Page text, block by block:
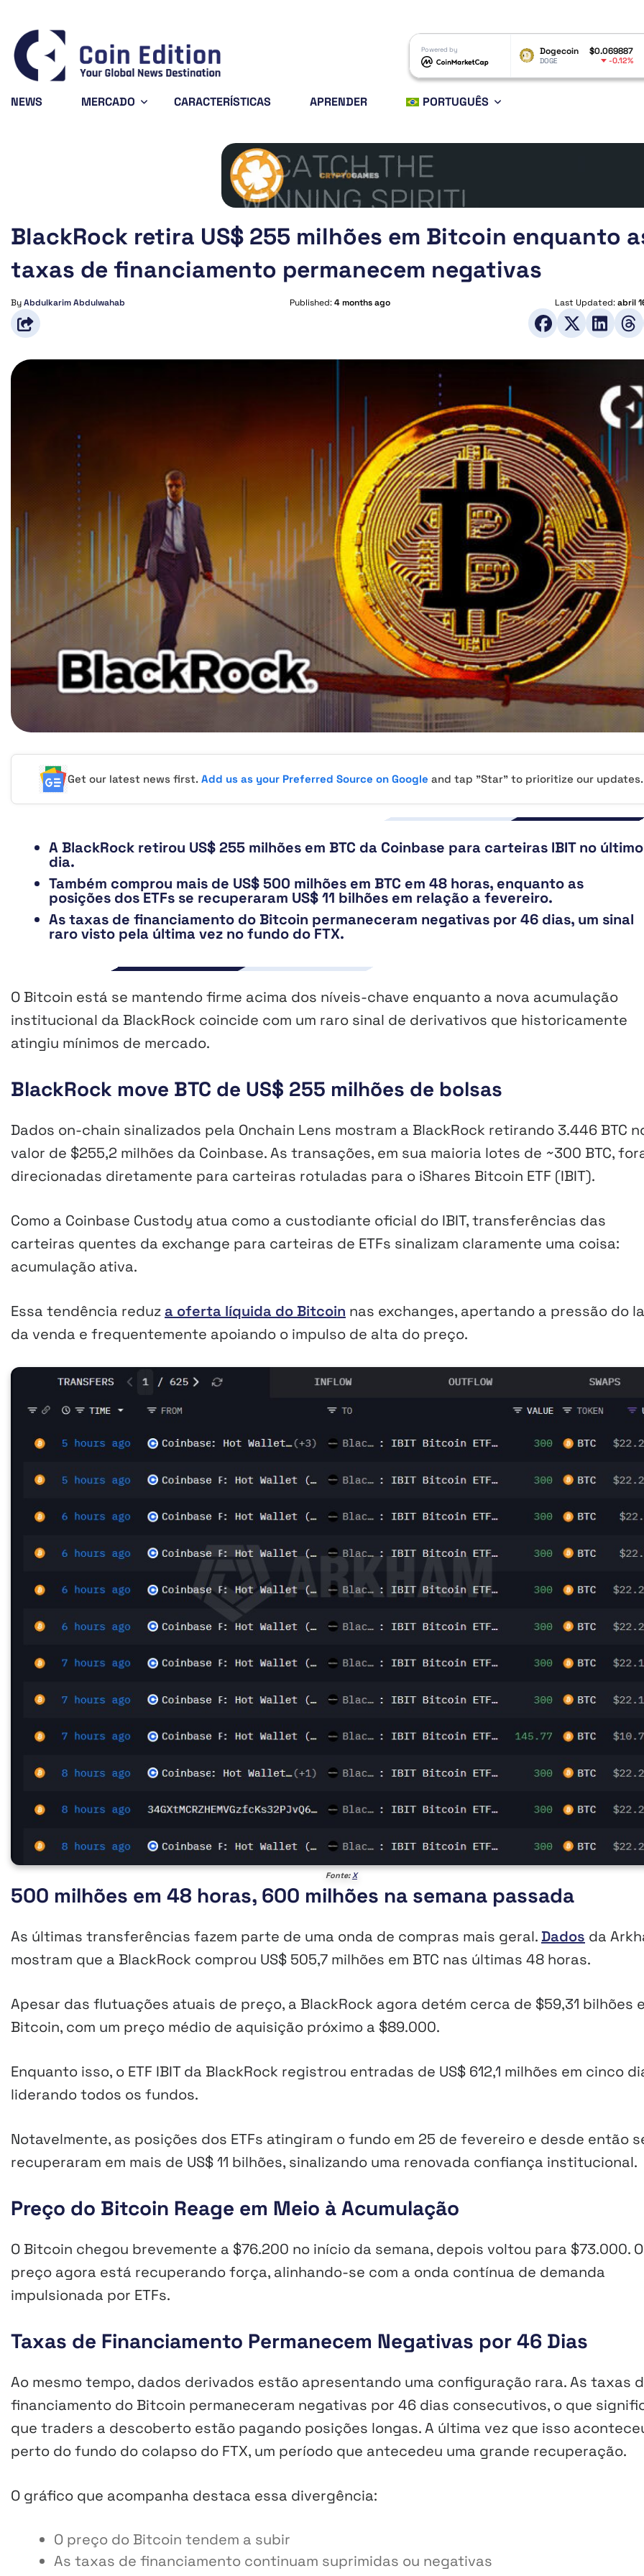
Powered by
Bitcoin $64,806.49
BTC
Dogecoin $0.069887
DOGE -0.12%
Ethereum
ETH
NEWS MERCADO CARACTERÍSTICAS APRENDER PORTUGUÊS
BlackRock retira US$ 255 milhões em Bitcoin enquanto
taxas de financiamento permanecem negativas
ByAbdulkarim Abdulwahab Published:4 months ago Last Updated:abril
Get our latest news first.Add us as your Preferred Source on Google and tap "Star" to prioritize our updates.
A BlackRock retirou US$ 255 milhões em BTC da Coinbase para carteiras IBIT no último
dia.
Também comprou mais de US$ 500 milhões em BTC em 48 horas, enquanto as
posições dos ETFs se recuperaram US$ 11 bilhões em relação a fevereiro.
As taxas de financiamento do Bitcoin permaneceram negativas por 46 dias, um sinal
raro visto pela última vez no fundo do FTX.
O Bitcoin está se mantendo firme acima dos níveis-chave enquanto a nova acumulação
institucional da BlackRock coincide com um raro sinal de derivativos que historicamente
atingiu mínimos de mercado.
BlackRock move BTC de US$ 255 milhões de bolsas
Dados on-chain sinalizados pela Onchain Lens mostram a BlackRock retirando 3.446 BTC
valor de $255,2 milhões da Coinbase. As transações, em sua maioria lotes de ~300 BTC,
direcionadas diretamente para carteiras rotuladas para o iShares Bitcoin ETF (IBIT).
Como a Coinbase Custody atua como a custodiante oficial do IBIT, transferências das
carteiras quentes da exchange para carteiras de ETFs sinalizam claramente uma coisa:
acumulação ativa.
Essa tendência reduza oferta líquida do Bitcoin nas exchanges, apertando a pressão do
da venda e frequentemente apoiando o impulso de alta do preço.
Fonte:X
500 milhões em 48 horas, 600 milhões na semana passada
As últimas transferências fazem parte de uma onda de compras mais geral. Dados da
mostram que a BlackRock comprou US$ 505,7 milhões em BTC nas últimas 48 horas.
Apesar das flutuações atuais de preço, a BlackRock agora detém cerca de $59,31 bilhões
Bitcoin, com um preço médio de aquisição próximo a $89.000.
Enquanto isso, o ETF IBIT da BlackRock registrou entradas de US$ 612,1 milhões em cinco
liderando todos os fundos.
Notavelmente, as posições dos ETFs atingiram o fundo em 25 de fevereiro e desde então
recuperaram em mais de US$ 11 bilhões, sinalizando uma renovada confiança institucional.
Preço do Bitcoin Reage em Meio à Acumulação
O Bitcoin chegou brevemente a $76.200 no início da semana, depois voltou para $73.000. O
preço agora está recuperando força, alinhando-se com a onda contínua de demanda
impulsionada por ETFs.
Taxas de Financiamento Permanecem Negativas por 46 Dias
Ao mesmo tempo, dados derivados estão apresentando uma configuração rara. As taxas
financiamento do Bitcoin permaneceram negativas por 46 dias consecutivos, o que
que traders a descoberto estão pagando posições longas. A última vez que isso
perto do fundo do colapso do FTX, um período que antecedeu uma grande recuperação.
O gráfico que acompanha destaca essa divergência:
O preço do Bitcoin tendem a subir
As taxas de financiamento continuam suprimidas ou negativas